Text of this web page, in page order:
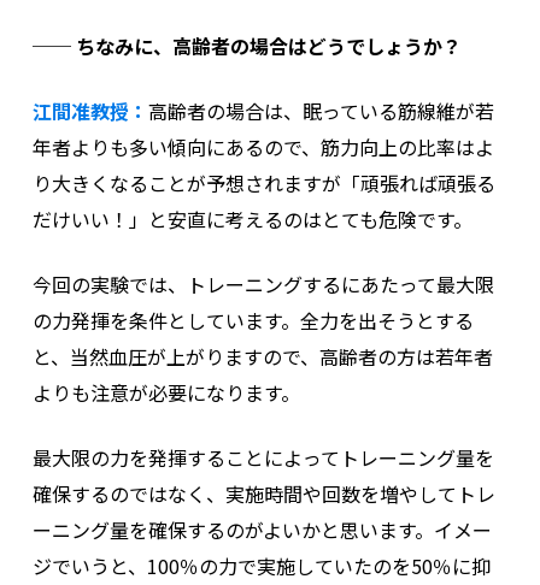
── ちなみに、高齢者の場合はどうでしょうか？
江間准教授： 高齢者の場合は、眠っている筋線維が若
年者よりも多い傾向にあるので、筋力向上の比率はよ
り大きくなることが予想されますが「頑張れば頑張る
だけいい！」と安直に考えるのはとても危険です。
今回の実験では、トレーニングするにあたって最大限
の力発揮を条件としています。全力を出そうとする
と、当然血圧が上がりますので、高齢者の方は若年者
よりも注意が必要になります。
最大限の力を発揮することによってトレーニング量を
確保するのではなく、実施時間や回数を増やしてトレ
ーニング量を確保するのがよいかと思います。イメー
ジでいうと、100％の力で実施していたのを50％に抑